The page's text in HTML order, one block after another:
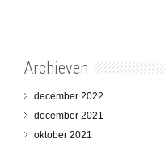
Archieven
december 2022
december 2021
oktober 2021